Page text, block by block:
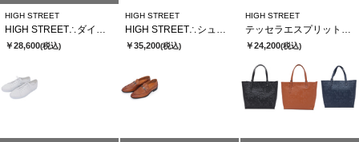
HIGH STREET
HIGH STREET∴ダイヤキルト型押しドレススニーカー
￥28,600(税込)
HIGH STREET
HIGH STREET∴シュリンクレザービットローファー
￥35,200(税込)
HIGH STREET
テッセラエスプリットレザートートバック
￥24,200(税込)